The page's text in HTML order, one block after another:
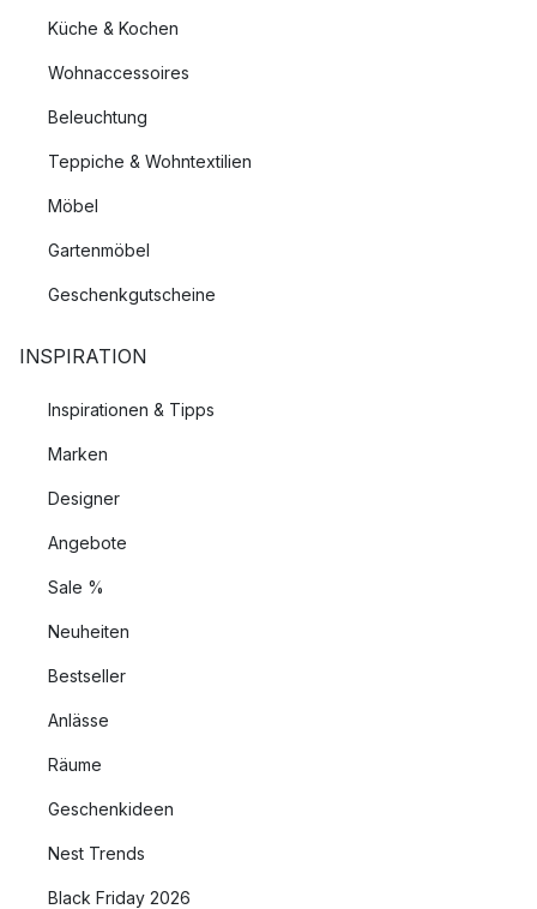
Küche & Kochen
Wohnaccessoires
Beleuchtung
Teppiche & Wohntextilien
Möbel
Gartenmöbel
Geschenkgutscheine
INSPIRATION
Inspirationen & Tipps
Marken
Designer
Angebote
Sale %
Neuheiten
Bestseller
Anlässe
Räume
Geschenkideen
Nest Trends
Black Friday 2026